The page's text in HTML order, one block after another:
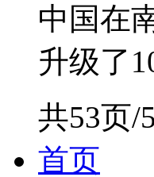
中国在
升级了
共53页/
首页